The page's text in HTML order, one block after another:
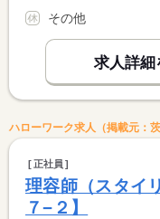
その他
求人詳細
ハローワーク求人（掲載元：
正社員
理容師（スタイ
７−２】